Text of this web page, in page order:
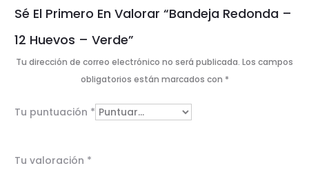
V
a
l
r
c
Sé El Primero En Valorar “Bandeja Redonda –
12 Huevos – Verde”
Tu dirección de correo electrónico no será publicada. Los campos
obligatorios están marcados con *
Tu puntuación *
Tu valoración *